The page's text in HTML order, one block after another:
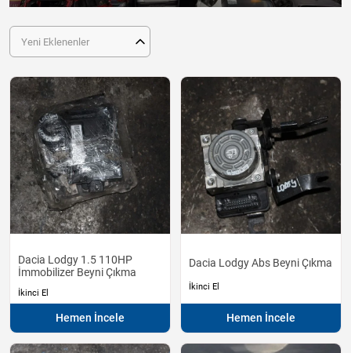
Yeni Eklenenler
Dacia Lodgy 1.5 110HP
İmmobilizer Beyni Çıkma
İkinci El
Hemen İncele
Dacia Lodgy Abs Beyni Çıkma
İkinci El
Hemen İncele